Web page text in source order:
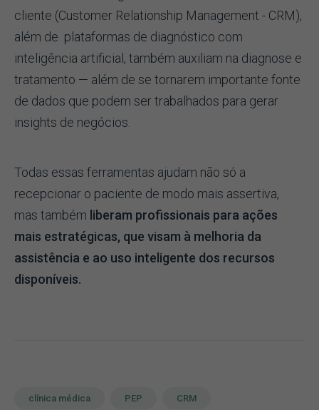
cliente (Customer Relationship Management - CRM),
além de plataformas de diagnóstico com
inteligência artificial, também auxiliam na diagnose e
tratamento — além de se tornarem importante fonte
de dados que podem ser trabalhados para gerar
insights de negócios.
Todas essas ferramentas ajudam não só a
recepcionar o paciente de modo mais assertiva,
mas também liberam profissionais para ações
mais estratégicas, que visam à melhoria da
assistência e ao uso inteligente dos recursos
disponíveis.
clínica médica PEP CRM